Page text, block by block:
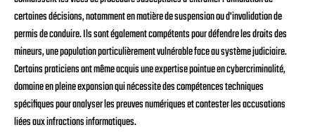
certaines décisions, notamment en matière de suspension ou d'invalidation de
permis de conduire. Ils sont également compétents pour défendre les droits des
mineurs, une population particulièrement vulnérable face au système judiciaire.
Certains praticiens ont même acquis une expertise pointue en cybercriminalité,
domaine en pleine expansion qui nécessite des compétences techniques
spécifiques pour analyser les preuves numériques et contester les accusations
liées aux infractions informatiques.